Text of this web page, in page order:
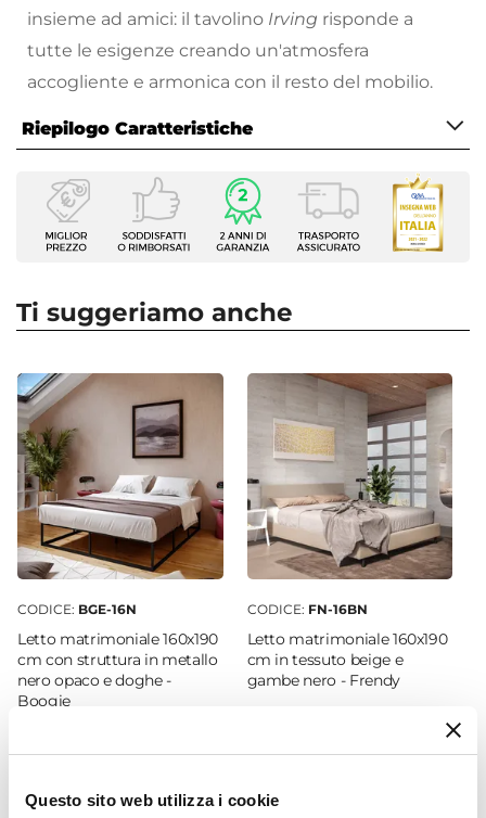
Questo sito web utilizza i cookie
insieme ad amici: il tavolino Irving risponde a
tutte le esigenze creando un'atmosfera
accogliente e armonica con il resto del mobilio.
Riepilogo Caratteristiche
Caratteristiche
Tipologia
Tavolino
Dimensioni
Altezza
40 cm
Forma
Rotonda
Materiale Piano
Legno
Materiale Struttura
1,8 cm
Portata Massima
20 kg
Colore Struttura
Ti suggeriamo anche
CODICE: BGE-16N
Letto matrimoniale 160x190
cm con struttura in metallo
nero opaco e doghe -
Boogie
CODICE: FN-16BN
Letto matrimoniale 160x190
cm in tessuto beige e
gambe nero - Frendy